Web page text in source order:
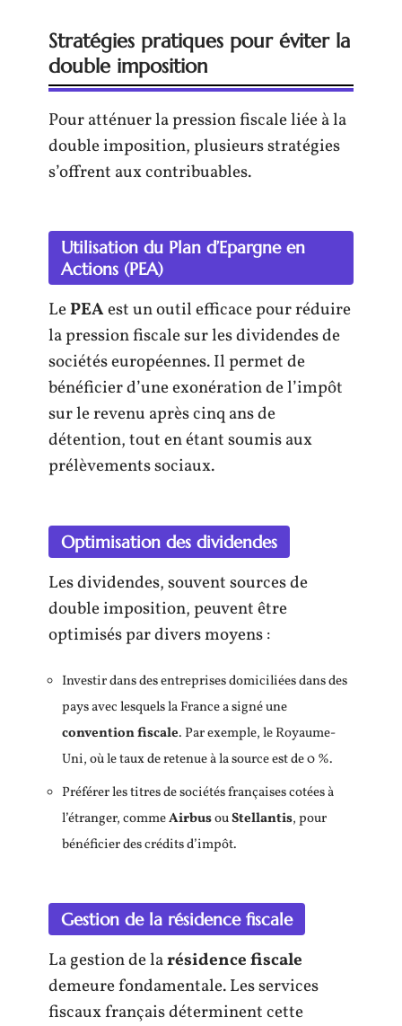
Stratégies pratiques pour éviter la
double imposition
Pour atténuer la pression fiscale liée à la
double imposition, plusieurs stratégies
s’offrent aux contribuables.
Utilisation du Plan d’Epargne en
Actions (PEA)
LePEAest un outil efficace pour réduire
la pression fiscale sur les dividendes de
sociétés européennes. Il permet de
bénéficier d’une exonération de l’impôt
sur le revenu après cinq ans de
détention, tout en étant soumis aux
prélèvements sociaux.
Optimisation des dividendes
Les dividendes, souvent sources de
double imposition, peuvent être
optimisés par divers moyens :
Investir dans des entreprises domiciliées dans des
pays avec lesquels la France a signé une
convention fiscale. Par exemple, le Royaume-
Uni, où le taux de retenue à la source est de 0 %.
Préférer les titres de sociétés françaises cotées à
l’étranger, commeAirbusouStellantis, pour
bénéficier des crédits d’impôt.
Gestion de la résidence fiscale
La gestion de larésidence fiscale
demeure fondamentale. Les services
fiscaux français déterminent cette